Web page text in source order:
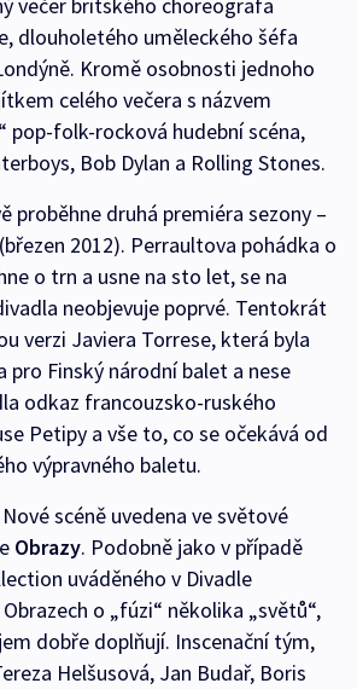
večer britského choreografa
dlouholetého uměleckého šéfa
Kromě osobnosti jednoho
celého večera s názvem
pop-folk-rocková hudební scéna,
Bob Dylan a Rolling Stones.
proběhne druhá premiéra sezony –
(březen 2012). Perraultova pohádka o
o trn a usne na sto let, se na
neobjevuje poprvé. Tentokrát
verzi Javiera Torrese, která byla
pro Finský národní balet a nese
odkaz francouzsko-ruského
Petipy a vše to, co se očekává od
výpravného baletu.
scéně uvedena ve světové
Obrazy. Podobně jako v případě
uváděného v Divadle
o „fúzi“ několika „světů“,
dobře doplňují. Inscenační tým,
Helšusová, Jan Budař, Boris